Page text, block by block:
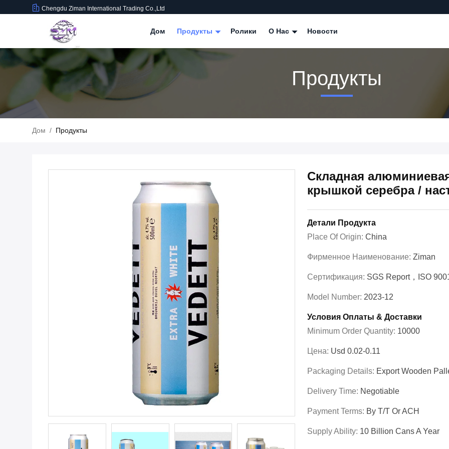
Chengdu Ziman International Trading Co.,Ltd
Дом Продукты Ролики О Нас Новости
Продукты
Дом / Продукты
Складная
крышкой серебра /
Детали Продукта
Place Of Origin: China
Фирменное Наименование: Ziman
Сертификация: SGS Report，ISO
Model Number: 2023-12
Условия Оплаты & Доставки
Minimum Order Quantity: 10000
Цена: Usd 0.02-0.11
Packaging Details: Export Wooden
Delivery Time: Negotiable
Payment Terms: By T/T Or ACH
Supply Ability: 10 Billion Cans A Year